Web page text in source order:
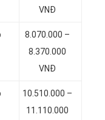
VNĐ
8.070.000 –
8.370.000
VNĐ
10.510.000 –
11.110.000